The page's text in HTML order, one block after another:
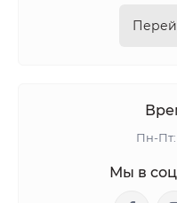
Пн-Пт:
Мы в